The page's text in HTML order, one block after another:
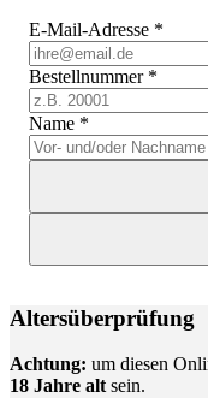
E-Mail-Adresse *
Bestellnummer *
Name *
Altersüberprüfung
Achtung: um diesen
18 Jahre alt sein.